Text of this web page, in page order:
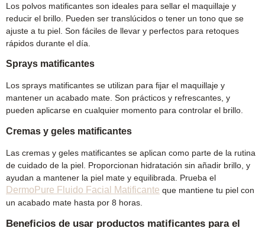
Los polvos matificantes son ideales para sellar el maquillaje y
reducir el brillo. Pueden ser translúcidos o tener un tono que se
ajuste a tu piel. Son fáciles de llevar y perfectos para retoques
rápidos durante el día.
Sprays matificantes
Los sprays matificantes se utilizan para fijar el maquillaje y
mantener un acabado mate. Son prácticos y refrescantes, y
pueden aplicarse en cualquier momento para controlar el brillo.
Cremas y geles matificantes
Las cremas y geles matificantes se aplican como parte de la rutina
de cuidado de la piel. Proporcionan hidratación sin añadir brillo, y
ayudan a mantener la piel mate y equilibrada. Prueba el
DermoPure Fluido Facial Matificante que mantiene tu piel con
un acabado mate hasta por 8 horas.
Beneficios de usar productos matificantes para el